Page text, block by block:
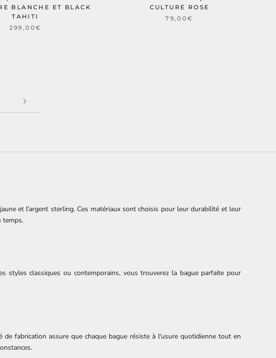
BLANCHE ET BLACK
TAHITI
299,00€
CULTURE ROSE
79,00€
et l'argent sterling. Ces matériaux sont choisis pour leur durabilité et leur
temps.
classiques ou contemporains, vous trouverez la bague parfaite pour
fabrication assure que chaque bague résiste à l'usure quotidienne tout en